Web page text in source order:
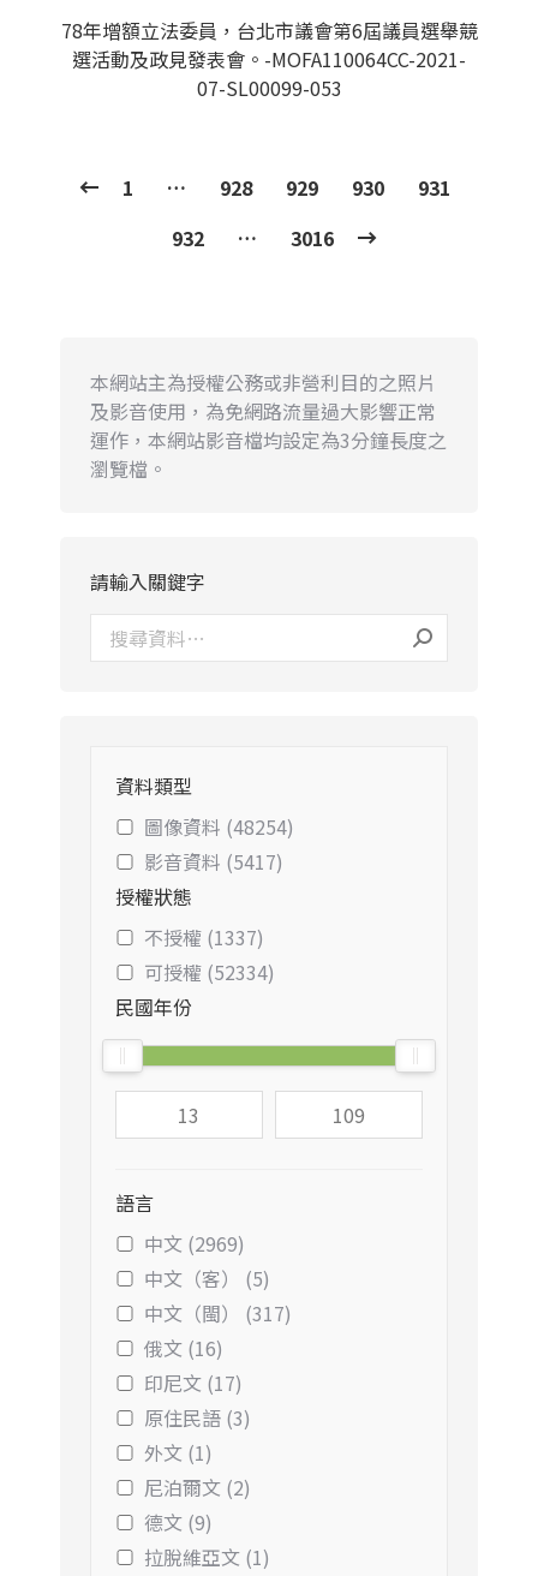
78年增額立法委員，台北市議會第6屆議員選舉競
選活動及政見發表會。-MOFA110064CC-2021-
07-SL00099-053
1 … 928 929 930
931
932
… 3016
本網站主為授權公務或非營利目的之照片
及影音使用，為免網路流量過大影響正常
運作，本網站影音檔均設定為3分鐘長度之
瀏覽檔。
請輸入關鍵字
資料類型
圖像資料 (48254)
影音資料 (5417)
授權狀態
不授權 (1337)
可授權 (52334)
民國年份
語言
中文 (2969)
中文（客） (5)
中文（閩） (317)
俄文 (16)
印尼文 (17)
原住民語 (3)
外文 (1)
尼泊爾文 (2)
德文 (9)
拉脫維亞文 (1)